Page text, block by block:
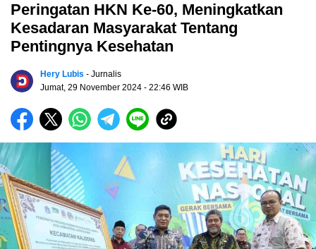
Peringatan HKN Ke-60, Meningkatkan
Kesadaran Masyarakat Tentang
Pentingnya Kesehatan
Hery Lubis - Jurnalis
Jumat, 29 November 2024 - 22:46 WIB